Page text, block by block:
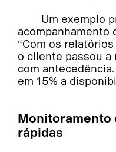
Um exemplo
acompanhamento
“Com os
o cliente passou a
com
em 15% a
Monitoramento
rápidas